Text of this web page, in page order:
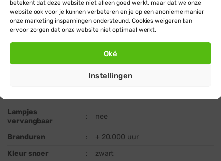
betekent dat deze website niet alleen goed werkt, maar dat we onze
website ook voor je kunnen verbeteren en je op een anonieme manier
onze marketing inspanningen ondersteund. Cookies weigeren kan
ervoor zorgen dat onze website niet optimaal werkt.
Oké
Instellingen
door koppelbaar systeem)
Geschikt voor
:
binnen en buiten
10 cm
Lampjes
vervangbaar
: nee
Branduren :
+ 20.000 uur
Kleur snoer
: zwart